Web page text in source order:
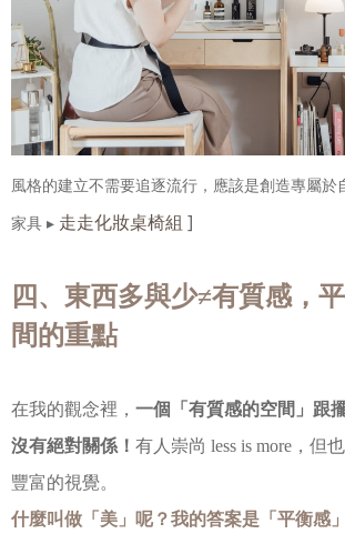
風格的建立不需要追逐流行，應該是創造專屬於
家具 ▸ 走走化妝桌椅組 ]
四、東西多與少≠有質感，
間的重點
在我的觀念裡， 一個「有質感的空間」跟
沒有絕對關係！ 有人崇尚 less is more，但
豐富的視覺。
什麼叫做「美」呢？我的答案是「平衡感」